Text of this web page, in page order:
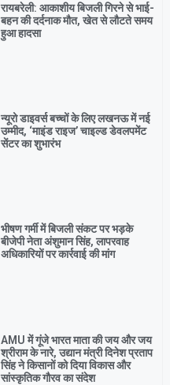
रायबरेली: आकाशीय बिजली गिरने से भाई-
बहन की दर्दनाक मौत, खेत से लौटते समय
हुआ हादसा
न्यूरो डाइवर्स बच्चों के लिए लखनऊ में नई
उम्मीद, ‘माइंड राइज’ चाइल्ड डेवलपमेंट
सेंटर का शुभारंभ
भीषण गर्मी में बिजली संकट पर भड़के
बीजेपी नेता अंशुमान सिंह, लापरवाह
अधिकारियों पर कार्रवाई की मांग
AMU में गूंजे भारत माता की जय और जय
श्रीराम के नारे, उद्यान मंत्री दिनेश प्रताप
सिंह ने किसानों को दिया विकास और
सांस्कृतिक गौरव का संदेश